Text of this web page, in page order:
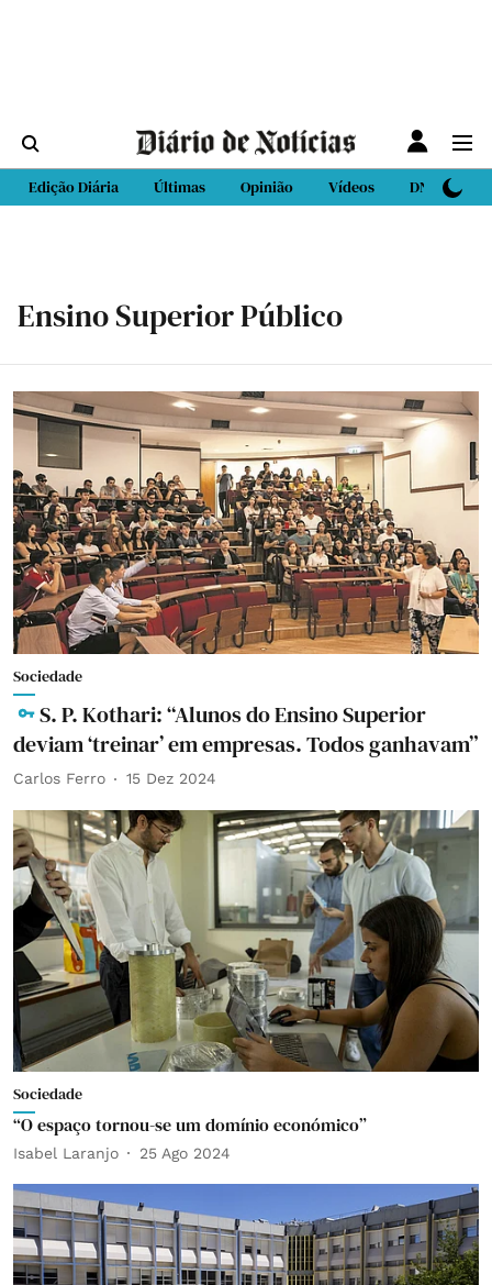
Edição Diária Últimas Opinião Vídeos DN Sport
Ensino Superior Público
Sociedade
S. P. Kothari: “Alunos do Ensino Superior
deviam ‘treinar’ em empresas. Todos ganhavam”
Carlos Ferro 15 Dez 2024
Sociedade
“O espaço tornou-se um domínio económico”
Isabel Laranjo 25 Ago 2024